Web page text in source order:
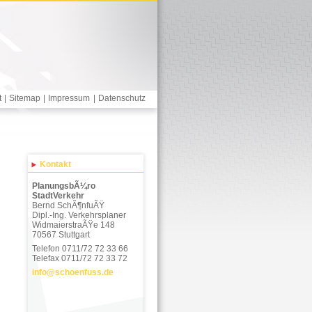
| Sitemap Impressum Datenschutz
Kontakt
PlanungsbÃ¼ro
StadtVerkehr
Bernd SchÃ¶nfuÃŸ
Dipl.-Ing. Verkehrsplaner
WidmaierstraÃŸe 148
70567 Stuttgart
Telefon 0711/72 72 33 66
Telefax 0711/72 72 33 72
info@schoenfuss.de